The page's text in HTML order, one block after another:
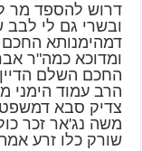
דרוש להספד מר
ובשרי גם לי
דמהימנותא החכם
ומדוכא כמה"ר
החכם השלם הדיין
הרב עמוד הימני
צדיק סבא
משה נג'אר זכר
שורק כלו זרע